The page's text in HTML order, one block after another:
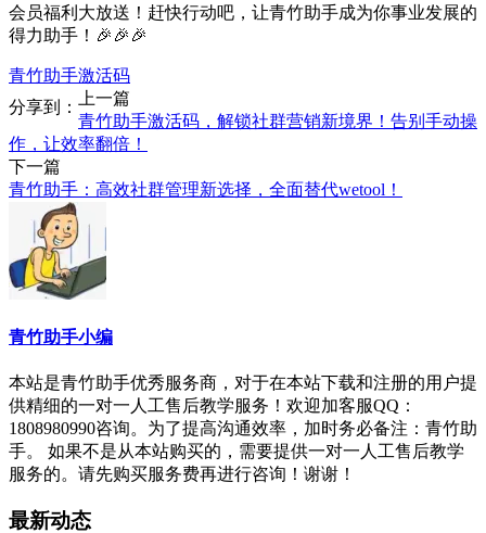
会员福利大放送！赶快行动吧，让青竹助手成为你事业发展的
得力助手！🎉🎉🎉
青竹助手激活码
分享到：
上一篇
青竹助手激活码，解锁社群营销新境界！告别手动操
作，让效率翻倍！
下一篇
青竹助手：高效社群管理新选择，全面替代wetool！
青竹助手小编
本站是青竹助手优秀服务商，对于在本站下载和注册的用户提
供精细的一对一人工售后教学服务！欢迎加客服QQ：
1808980990咨询。为了提高沟通效率，加时务必备注：青竹助
手。 如果不是从本站购买的，需要提供一对一人工售后教学
服务的。请先购买服务费再进行咨询！谢谢！
最新动态